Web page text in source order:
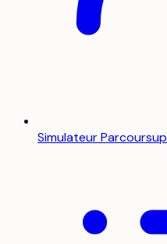
Simulateur Parcoursup